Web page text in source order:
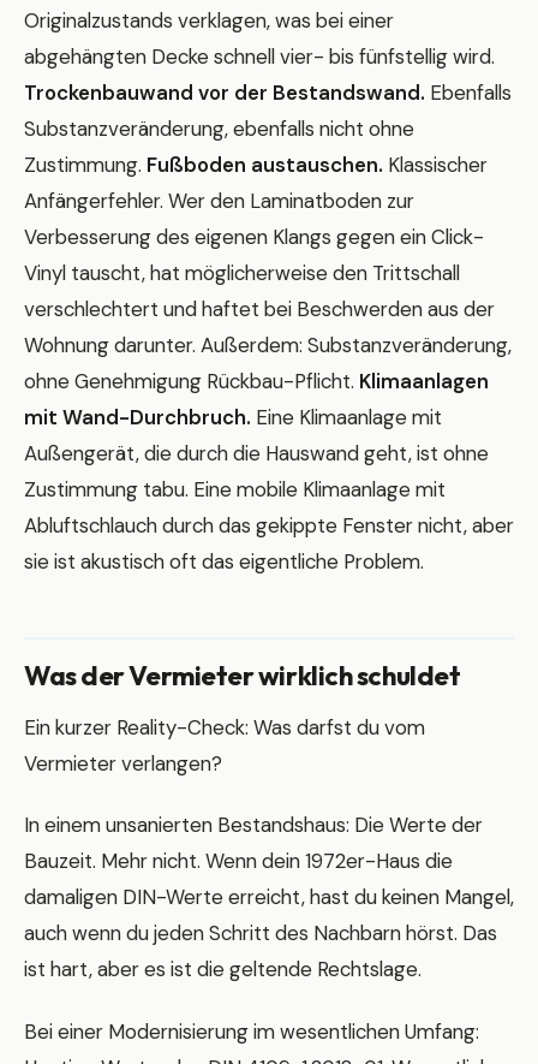
Originalzustands verklagen, was bei einer
abgehängten Decke schnell vier- bis fünfstellig wird.
Trockenbauwand vor der Bestandswand. Ebenfalls
Substanzveränderung, ebenfalls nicht ohne
Zustimmung. Fußboden austauschen. Klassischer
Anfängerfehler. Wer den Laminatboden zur
Verbesserung des eigenen Klangs gegen ein Click-
Vinyl tauscht, hat möglicherweise den Trittschall
verschlechtert und haftet bei Beschwerden aus der
Wohnung darunter. Außerdem: Substanzveränderung,
ohne Genehmigung Rückbau-Pflicht. Klimaanlagen
mit Wand-Durchbruch. Eine Klimaanlage mit
Außengerät, die durch die Hauswand geht, ist ohne
Zustimmung tabu. Eine mobile Klimaanlage mit
Abluftschlauch durch das gekippte Fenster nicht, aber
sie ist akustisch oft das eigentliche Problem.
Was der Vermieter wirklich schuldet
Ein kurzer Reality-Check: Was darfst du vom
Vermieter verlangen?
In einem unsanierten Bestandshaus: Die Werte der
Bauzeit. Mehr nicht. Wenn dein 1972er-Haus die
damaligen DIN-Werte erreicht, hast du keinen Mangel,
auch wenn du jeden Schritt des Nachbarn hörst. Das
ist hart, aber es ist die geltende Rechtslage.
Bei einer Modernisierung im wesentlichen Umfang: